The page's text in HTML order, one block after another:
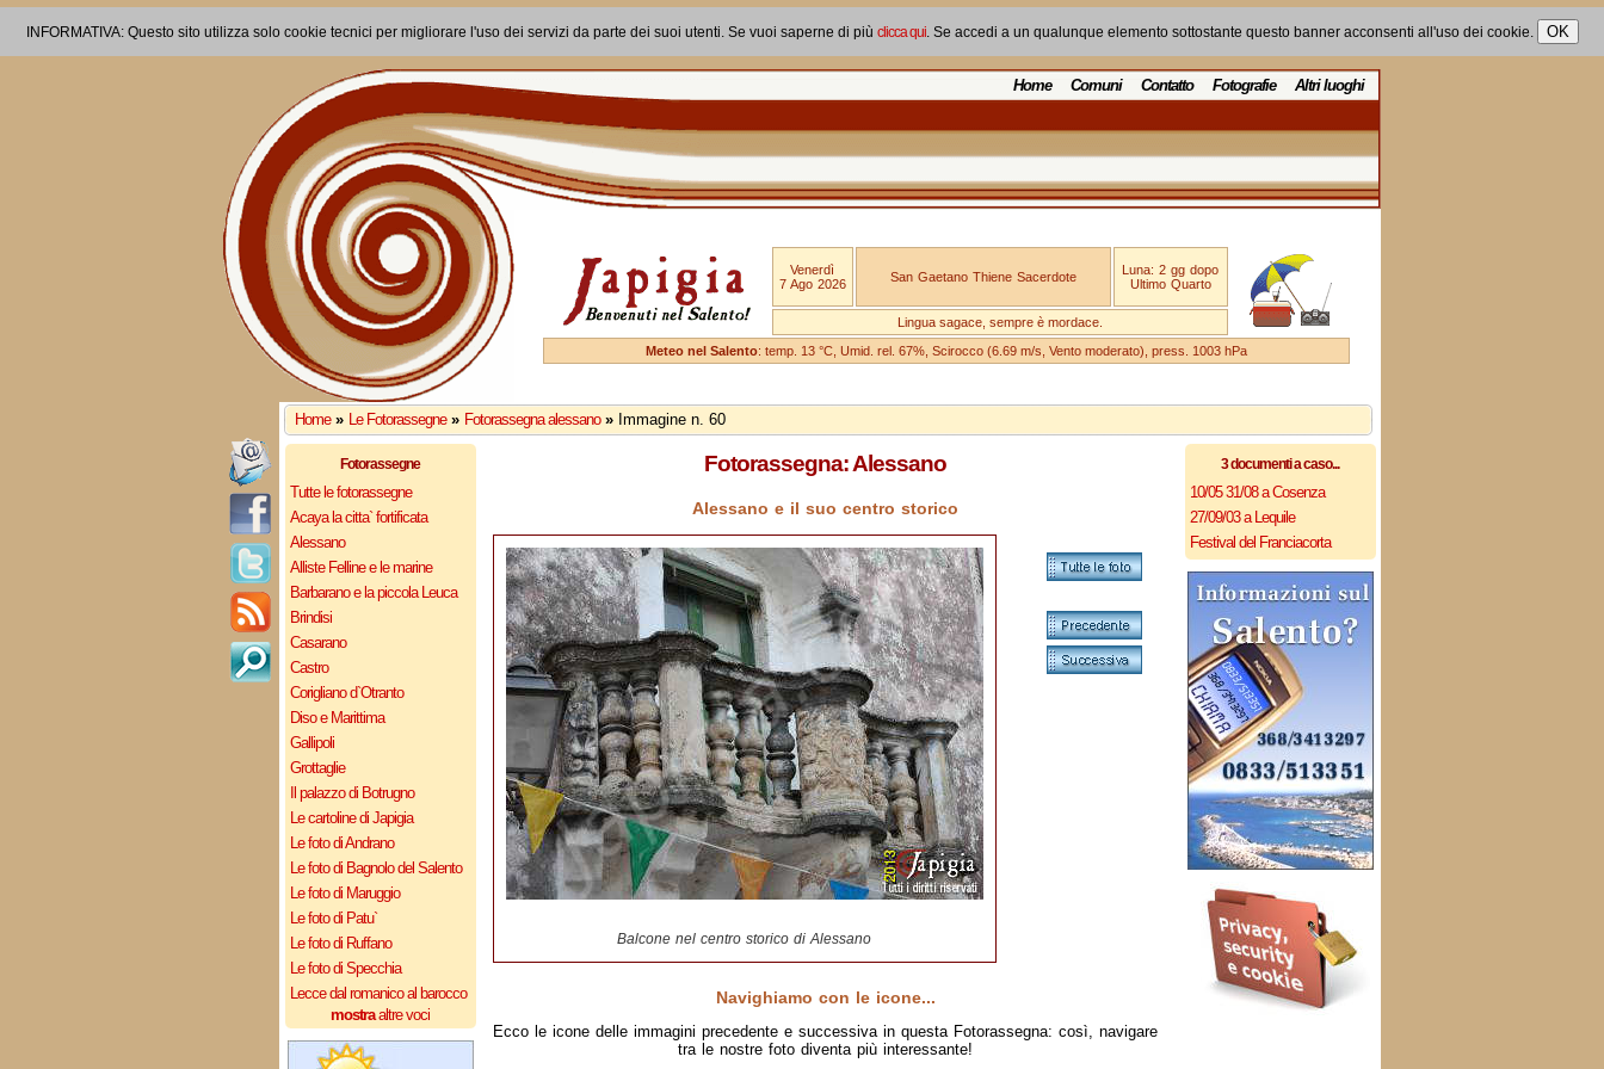
INFORMATIVA: Questo sito utilizza solo cookie tecnici per migliorare l'uso dei servizi da parte dei suoi utenti. Se vuoi saperne di più clicca qui. Se accedi a un qualunque elemento sottostante questo banner acconsenti all'uso dei cookie.
Home Comuni Contatto Fotografie Altri luoghi
Venerdì
7 Ago 2026
San Gaetano Thiene Sacerdote
Luna: 2 gg dopo
Ultimo Quarto
Lingua sagace, sempre è mordace.
Meteo nel Salento: temp. 13 °C, Umid. rel. 67%, Scirocco (6.69 m/s, Vento moderato), press. 1003 hPa
Home » Le Fotorassegne » Fotorassegna alessano » Immagine n. 60
Fotorassegne
Tutte le fotorassegne
Acaya la citta` fortificata
Alessano
Alliste Felline e le marine
Barbarano e la piccola Leuca
Brindisi
Casarano
Castro
Corigliano d`Otranto
Diso e Marittima
Gallipoli
Grottaglie
Il palazzo di Botrugno
Le cartoline di Japigia
Le foto di Andrano
Le foto di Bagnolo del Salento
Le foto di Maruggio
Le foto di Patu`
Le foto di Ruffano
Le foto di Specchia
Lecce dal romanico al barocco
mostraaltre voci
Fotorassegna: Alessano
Alessano e il suo centro storico
Balcone nel centro storico di Alessano
Navighiamo con le icone...
Ecco le icone delle immagini precedente e successiva in questa Fotorassegna: così, navigare
tra le nostre foto diventa più interessante!
3 documenti a caso...
10/05 31/08 a Cosenza
27/09/03 a Lequile
Festival del Franciacorta